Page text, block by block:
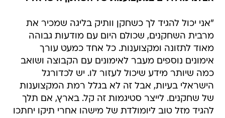
"אני יכול להגיד לך כשחקן וותיק בליגה שמכיר את
מרבית השחקנים, שכולם היום עם מודעות גבוהה
מאוד לתזונה ומקצוענות. כל אחד כמעט עורך
אימונים נוספים מעבר לאימונים עם הקבוצה ושואב
כמה שיותר מידע שיכול לעזור לו. יש לכדורגל
הישראלי בעיות, אבל זה לא בגלל רמת המקצוענות
של שחקנים. לייצר סטיגמות זה קל. בארץ, אם תלך
להגיד מזל טוב ליומולדת של מישהו אחרי תיקו יחתכו